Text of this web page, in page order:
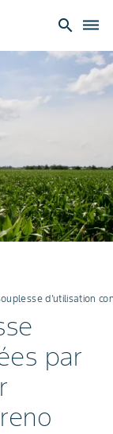
search dehaze
d'utilisation
par